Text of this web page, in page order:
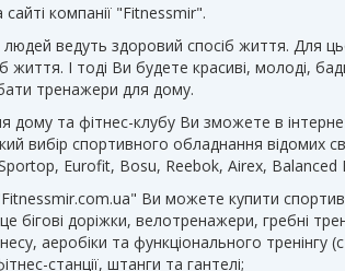
компанії "Fitnessmir".
ведуть здоровий спосіб життя. Для
життя. І тоді Ви будете красиві, молоді,
тренажери для дому.
дому та фітнес-клубу Ви зможете в
вибір спортивного обладнання відомих
Eurofit, Bosu, Reebok, Airex, Balanced
Ви можете купити
бігові доріжки, велотренажери, гребні
аеробіки та функціонального
станції, штанги та гантелі;